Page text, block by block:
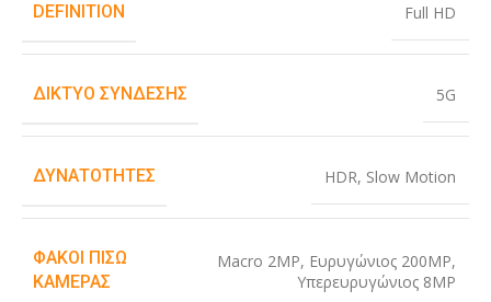
DEFINITION Full HD
ΔΊΚΤΥΟ ΣΎΝΔΕΣΗΣ 5G
ΔΥΝΑΤΌΤΗΤΕΣ HDR, Slow Motion
ΦΑΚΟΊ ΠΊΣΩ
ΚΆΜΕΡΑΣ
Macro 2MP, Ευρυγώνιος 200MP,
Υπερευρυγώνιος 8MP